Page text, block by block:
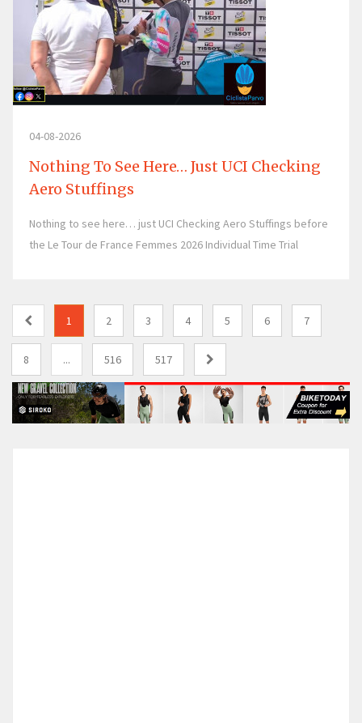
04-08-2026
Nothing To See Here… Just UCI Checking
Aero Stuffings
Nothing to see here… just UCI Checking Aero Stuffings before
the Le Tour de France Femmes 2026 Individual Time Trial
1 2 3 4 5 6 7
8 ... 516 517